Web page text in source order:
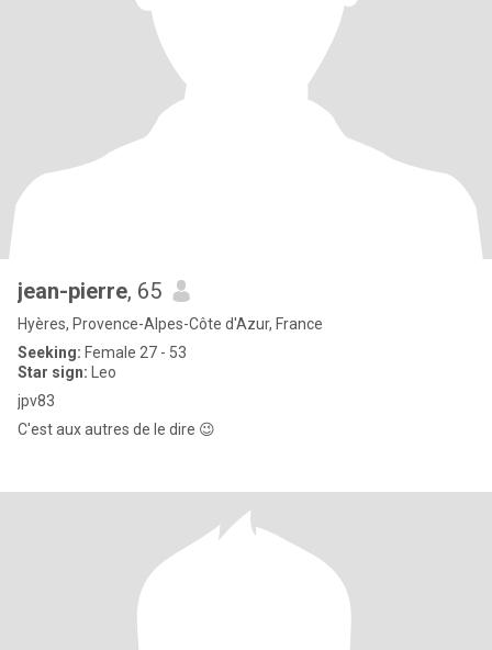
jean-pierre, 65
Hyères, Provence-Alpes-Côte d'Azur, France
Seeking: Female 27 - 53
Star sign: Leo
jpv83
C'est aux autres de le dire 😉